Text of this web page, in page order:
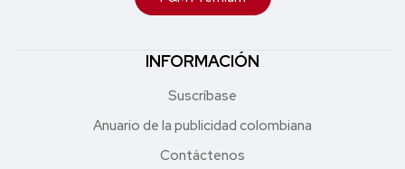
INFORMACIÓN
Suscríbase
Anuario de la publicidad colombiana
Contáctenos